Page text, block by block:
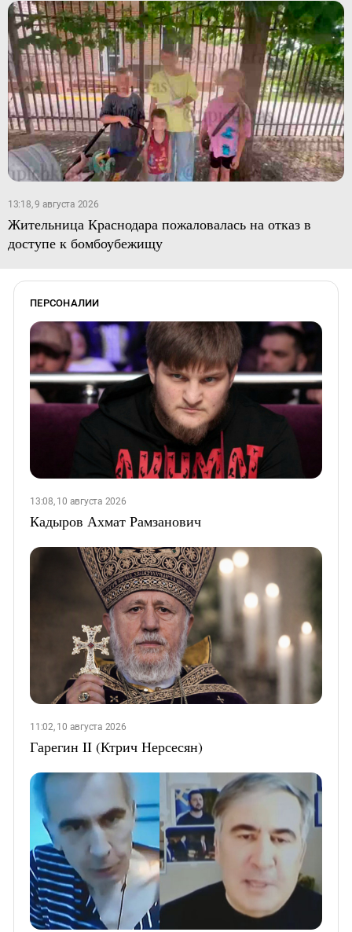
13:18, 9 августа 2026
Жительница Краснодара пожаловалась на отказ в
доступе к бомбоубежищу
ПЕРСОНАЛИИ
13:08, 10 августа 2026
Кадыров Ахмат Рамзанович
11:02, 10 августа 2026
Гарегин II (Ктрич Нерсесян)